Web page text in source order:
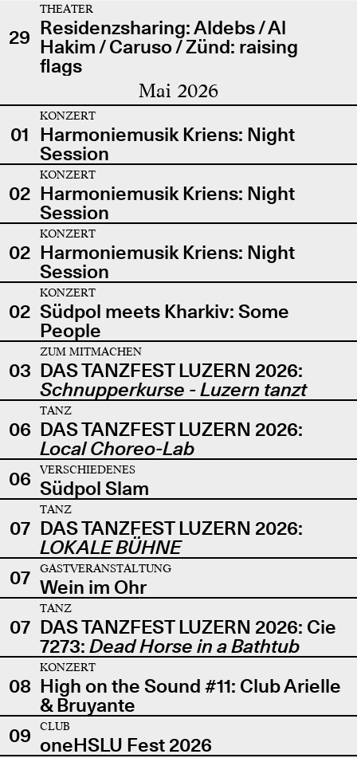
29
THEATER
Residenzsharing: Aldebs / Al
Hakim / Caruso / Zünd: raising
flags
Mai 2026
01
KONZERT
Harmoniemusik Kriens: Night
Session
02
KONZERT
Harmoniemusik Kriens: Night
Session
02
KONZERT
Harmoniemusik Kriens: Night
Session
02
KONZERT
Südpol meets Kharkiv: Some
People
03
ZUM MITMACHEN
DAS TANZFEST LUZERN 2026:
Schnupperkurse - Luzern tanzt
06
TANZ
DAS TANZFEST LUZERN 2026:
Local Choreo-Lab
06
VERSCHIEDENES
Südpol Slam
07
TANZ
DAS TANZFEST LUZERN 2026:
LOKALE BÜHNE
07
GASTVERANSTALTUNG
Wein im Ohr
07
TANZ
DAS TANZFEST LUZERN 2026: Cie
7273: Dead Horse in a Bathtub
08
KONZERT
High on the Sound #11: Club Arielle
& Bruyante
09
CLUB
oneHSLU Fest 2026